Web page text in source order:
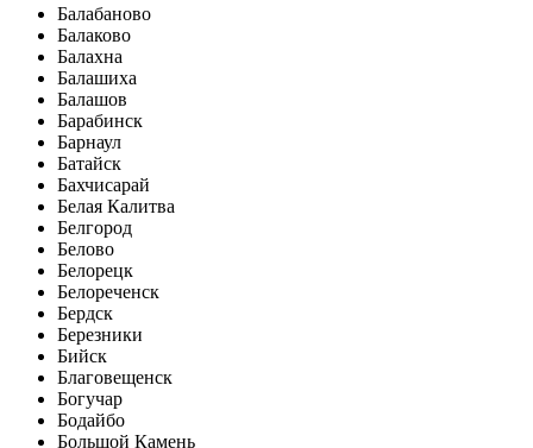
Балабаново
Балаково
Балахна
Балашиха
Балашов
Барабинск
Барнаул
Батайск
Бахчисарай
Белая Калитва
Белгород
Белово
Белорецк
Белореченск
Бердск
Березники
Бийск
Благовещенск
Богучар
Бодайбо
Большой Камень